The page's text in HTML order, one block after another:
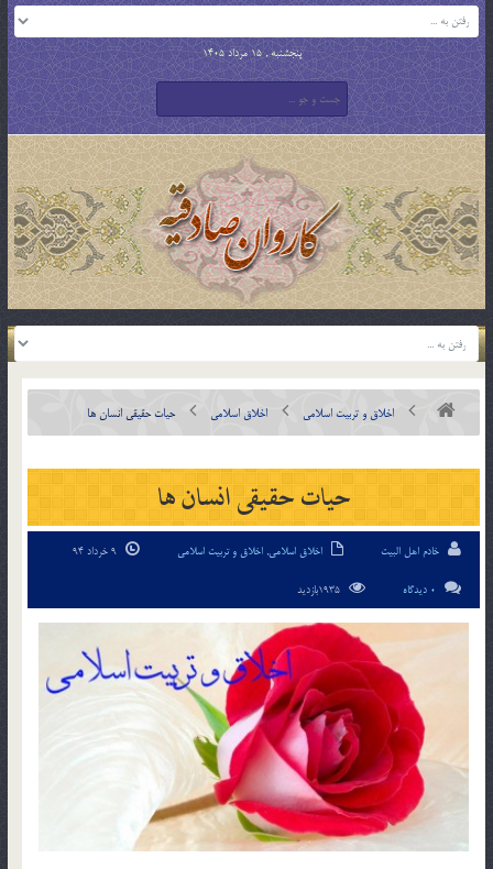
پنجشنبه , 15 مرداد 1405
اخلاق و تربیت اسلامی اخلاق اسلامی حیات حقیقی انسان ها
حیات حقیقی انسان ها
خادم اهل البیت اخلاق اسلامی, اخلاق و تربیت اسلامی
0 دیدگاه